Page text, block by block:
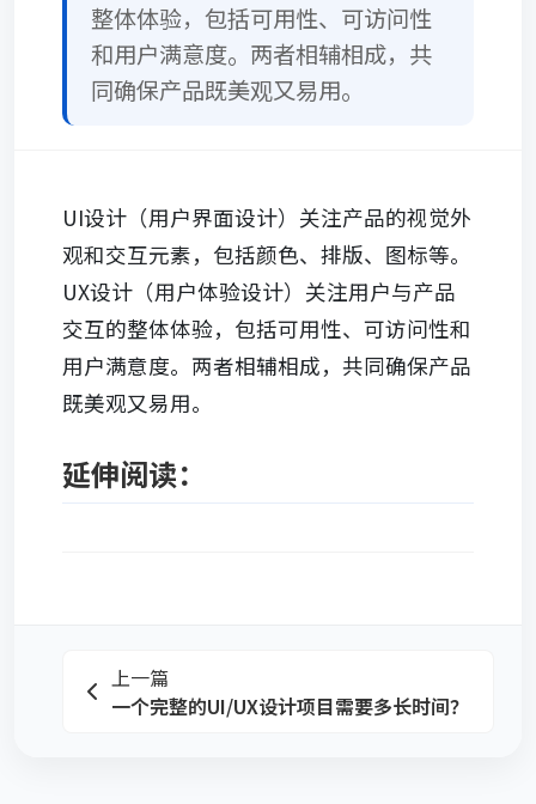
整体体验，包括可用性、可访问性
和用户满意度。两者相辅相成，共
同确保产品既美观又易用。
UI设计（用户界面设计）关注产品的视觉外
观和交互元素，包括颜色、排版、图标等。
UX设计（用户体验设计）关注用户与产品
交互的整体体验，包括可用性、可访问性和
用户满意度。两者相辅相成，共同确保产品
既美观又易用。
延伸阅读：
上一篇
一个完整的UI/UX设计项目需要多长时间？